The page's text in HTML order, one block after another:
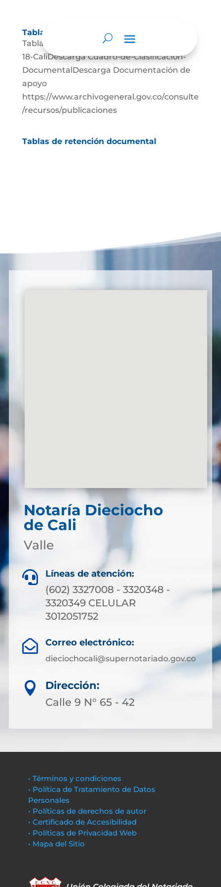
Tablas de retención documental
Tabla-de-Retencion-Documental-Notaria-
18-CaliDescarga Cuadro-de-Clasificacion-
DocumentalDescarga Documentación de
apoyo
https://www.archivogeneral.gov.co/consulte
/recursos/publicaciones
Tablas de retención documental
Notaría Dieciocho
de Cali
Valle
 Líneas de atención:
(602) 3327008 - 3320348 -
3320349 CELULAR
3012051752
 Correo electrónico:
dieciochocali@supernotariado.gov.co

Dirección:
Calle 9 N° 65 - 42
• Términos y condiciones
• Política de Tratamiento de Datos
Personales
• Políticas de derechos de autor
• Certificado de Accesibilidad
• Políticas de Privacidad Web
• Mapa del Sitio